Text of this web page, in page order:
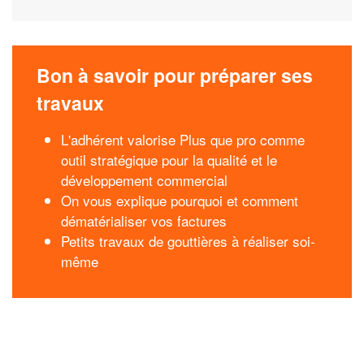
Bon à savoir pour préparer ses
travaux
L'adhérent valorise Plus que pro comme
outil stratégique pour la qualité et le
développement commercial
On vous explique pourquoi et comment
dématérialiser vos factures
Petits travaux de gouttières à réaliser soi-
même